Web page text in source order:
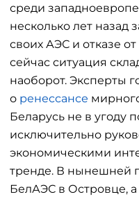
среди
несколько лет назад
своих АЭС и отказе
сейчас ситуация
наоборот. Эксперты
о ренессансе
Беларусь не в угоду
исключительно
экономическими
тренде. В нынешней
БелАЭС в Островце, а